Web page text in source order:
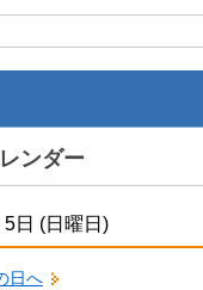
ンダー
5日 (日曜日)
日へ